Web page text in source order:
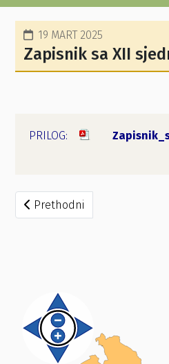
19 MART 2025
Zapisnik sa XII
Prethodni članak: Saziv XIII
Prethodni